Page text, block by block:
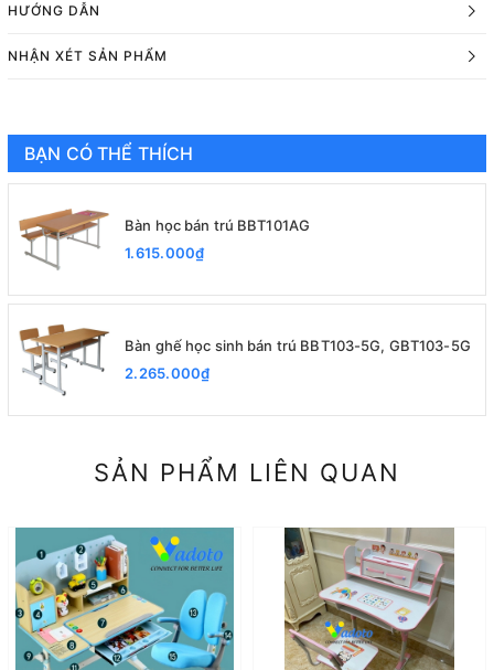
HƯỚNG DẪN
NHẬN XÉT SẢN PHẨM
BẠN CÓ THỂ THÍCH
Bàn học bán trú BBT101AG
1.615.000₫
Bàn ghế học sinh bán trú BBT103-5G, GBT103-5G
2.265.000₫
SẢN PHẨM LIÊN QUAN